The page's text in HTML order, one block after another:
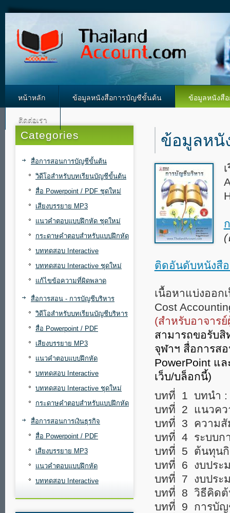
หน้าหลัก ข้อมูลหนังสือการบัญชีขั้นต้น ข้อมูลหนังสื
ติดต่อเรา
Categories
สื่อการสอนการบัญชีขั้นต้น
วิดีโอสำหรับบทเรียนบัญชีขั้นต้น
สื่อ Powerpoint / PDF ชุดใหม่
เสียงบรรยาย MP3
แนวคำตอบแบบฝึกหัด ชุดใหม่
กระดาษคำตอบสำหรับแบบฝึกหัด
บททดสอบ Interactive
บททดสอบ Interactive ชุดใหม่
แก้ไขข้อความที่ผิดพลาด
สื่อการสอน - การบัญชีบริหาร
วิดีโอสำหรับบทเรียนบัญชีบริหาร
สื่อ Powerpoint / PDF
เสียงบรรยาย MP3
แนวคำตอบแบบฝึกหัด
บททดสอบ Interactive
บททดสอบ Interactive ชุดใหม่
กระดาษคำตอบสำหรับแบบฝึกหัด
สื่อการสอนการเงินธุรกิจ
สื่อ Powerpoint / PDF
เสียงบรรยาย MP3
แนวคำตอบแบบฝึกหัด
บททดสอบ Interactive
ข้อมูลหนั
ติดอันดับหนังสื
เนื้อหาแบ่งออก
Cost
(สำหรับอาจาร
สามารถขอรับสิ
จุฬาฯ สื่อการส
PowerPoint แ
เว็บ/บล็อกนี้)
บทที่ 1 บทนำ :
บทที่ 2 แนวคว
บทที่ 3 ความสั
บทที่ 4 ระบบก
บทที่ 5 ต้นทุนกิ
บทที่ 6 งบประ
บทที่ 7 งบประ
บทที่ 8 วิธีคิด
บทที่ 9 การบัญ